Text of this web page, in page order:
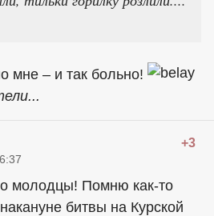
мне – и так больно!
+3
молодцы! Помню как-то
битвы на Курской